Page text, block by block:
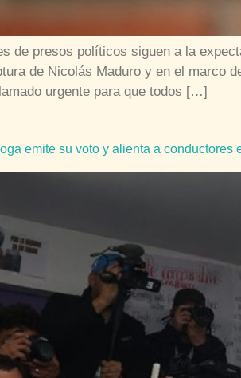
de presos políticos siguen a la
de Nicolás Maduro y en el marco
urgente para que todos […]
emite su voto y alienta a